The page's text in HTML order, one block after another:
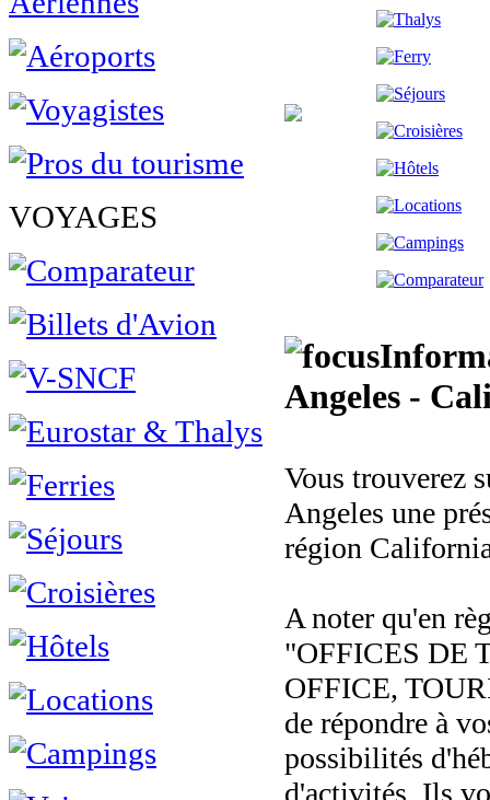
VOYAGES
Angeles -
Vous trouverez
Angeles une
région
A noter qu'en
"OFFICES DE
OFFICE,
de répondre à
possibilités
d'activités. Ils